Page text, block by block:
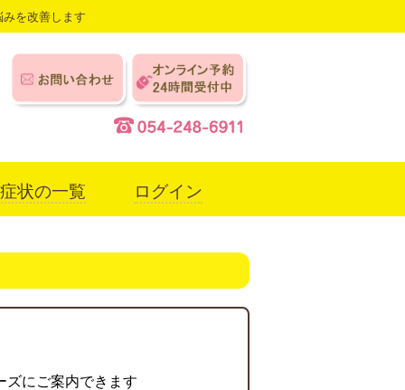
を改善します
状の一覧 ログイン
ズにご案内できます